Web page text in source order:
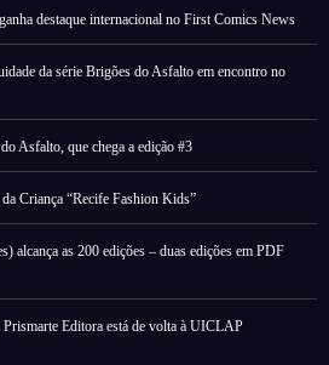
destaque internacional no First Comics News
da série Brigões do Asfalto em encontro no
Asfalto, que chega a edição #3
Criança “Recife Fashion Kids”
alcança as 200 edições – duas edições em PDF
Editora está de volta à UICLAP